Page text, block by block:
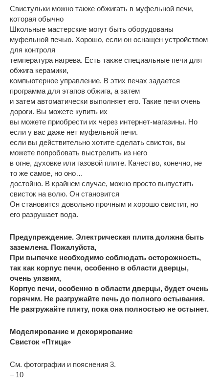
Свистульки можно также обжигать в муфельной печи,
которая обычно
Школьные мастерские могут быть оборудованы
муфельной печью. Хорошо, если он оснащен устройством
для контроля
температура нагрева. Есть также специальные печи для
обжига керамики,
компьютерное управление. В этих печах задается
программа для этапов обжига, а затем
и затем автоматически выполняет его. Такие печи очень
дороги. Вы можете купить их
вы можете приобрести их через интернет-магазины. Но
если у вас даже нет муфельной печи.
если вы действительно хотите сделать свисток, вы
можете попробовать выстрелить из него
в огне, духовке или газовой плите. Качество, конечно, не
то же самое, но оно…
достойно. В крайнем случае, можно просто выпустить
свисток на волю. Он становится
Он становится довольно прочным и хорошо свистит, но
его разрушает вода.
Предупреждение. Электрическая плита должна быть
заземлена. Пожалуйста,
При выпечке необходимо соблюдать осторожность,
так как корпус печи, особенно в области дверцы,
очень уязвим,
Корпус печи, особенно в области дверцы, будет очень
горячим. Не разгружайте печь до полного остывания.
Не разгружайте плиту, пока она полностью не остынет.
Моделирование и декорирование
Свисток «Птица»
См. фотографии и пояснения 3.
– 10